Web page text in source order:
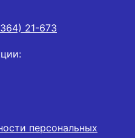
21-673
персональных